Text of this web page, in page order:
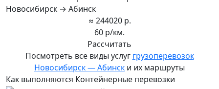
Новосибирск → Абинск
≈ 244020 р.
60 р/км.
Рассчитать
Посмотреть все виды услуг грузоперевозок
Новосибирск — Абинск и их маршруты
Как выполняются Контейнерные перевозки